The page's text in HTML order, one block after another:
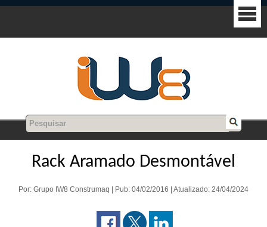
Rack Aramado Desmontável
Por: Grupo IW8 Construmaq | Pub: 04/02/2016 | Atualizado: 24/04/2024